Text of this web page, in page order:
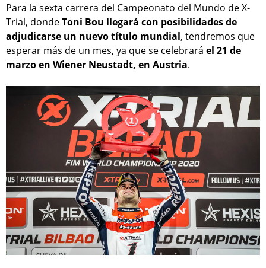
Para la sexta carrera del Campeonato del Mundo de X-
Trial, dondeToni Bou llegará con posibilidades de
adjudicarse un nuevo título mundial, tendremos que
esperar más de un mes, ya que se celebrará el 21 de
marzo en Wiener Neustadt, en Austria.